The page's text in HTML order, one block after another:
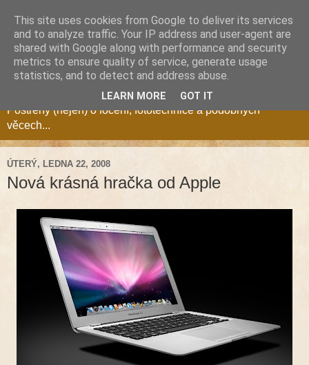
Fotozóna Blog
Postřehy (nejen) o focení, fototechnice a podobných
věcech...
ÚTERÝ, LEDNA 22, 2008
Nová krásná hračka od Apple
This site uses cookies from Google to deliver its services
and to analyze traffic. Your IP address and user-agent are
shared with Google along with performance and security
metrics to ensure quality of service, generate usage
statistics, and to detect and address abuse.
LEARN MORE GOT IT